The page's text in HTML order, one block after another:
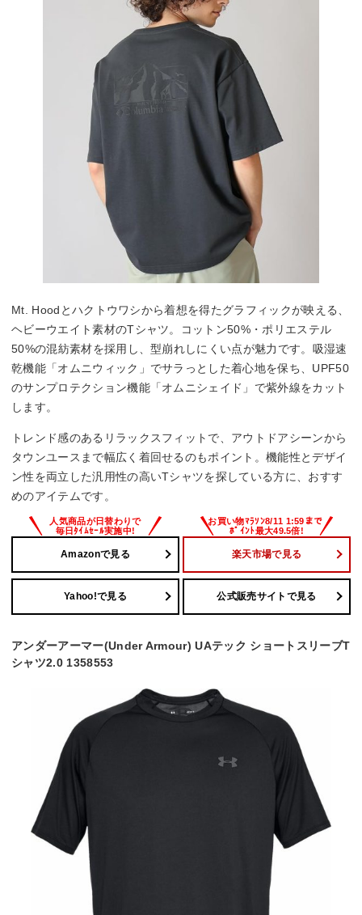
Mt. Hoodとハクトウワシから着想を得たグラフィックが映える、
ヘビーウエイト素材のTシャツ。コットン50%・ポリエステル
50%の混紡素材を採用し、型崩れしにくい点が魅力です。吸湿速
乾機能「オムニウィック」でサラっとした着心地を保ち、UPF50
のサンプロテクション機能「オムニシェイド」で紫外線をカット
します。
トレンド感のあるリラックスフィットで、アウトドアシーンから
タウンユースまで幅広く着回せるのもポイント。機能性とデザイ
ン性を両立した汎用性の高いTシャツを探している方に、おすす
めのアイテムです。
Amazonで見る 楽天市場で見る
Yahoo!で見る 公式販売サイトで見る
アンダーアーマー(Under Armour) UAテック ショートスリーブT
シャツ2.0 1358553